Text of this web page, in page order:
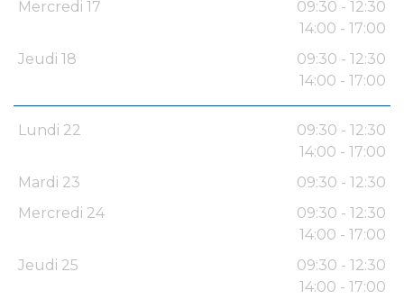
Mercredi 17
09:30 - 12:30
14:00 - 17:00
Jeudi 18
09:30 - 12:30
14:00 - 17:00
Lundi 22
09:30 - 12:30
14:00 - 17:00
Mardi 23
09:30 - 12:30
Mercredi 24
09:30 - 12:30
14:00 - 17:00
Jeudi 25
09:30 - 12:30
14:00 - 17:00